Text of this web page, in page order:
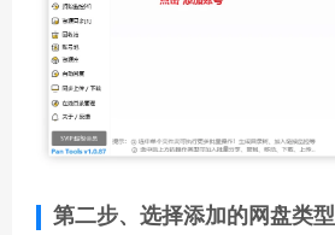
第二步、选择添加的网盘类型